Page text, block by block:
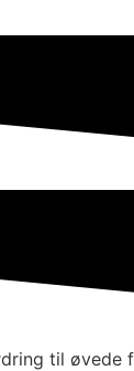
til øvede